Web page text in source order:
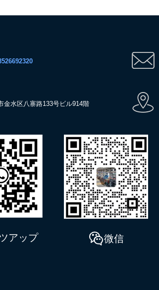
金水区八寨路133号ビル914階
アップ 微信